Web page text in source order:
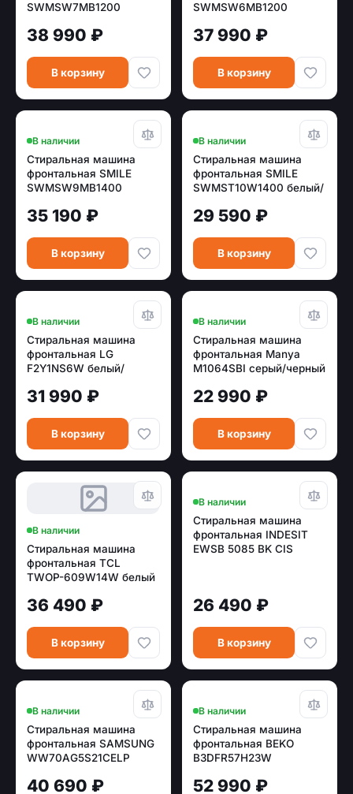
SWMSW7MB1200
черный (DD, пар,
38 990 ₽
В корзину
SWMSW6MB1200
черный (DD, пар,
37 990 ₽
В корзину
В наличии
Стиральная машина
фронтальная SMILE
SWMSW9MB1400
черный (DD, пар,
35 190 ₽
В корзину
В наличии
Стиральная машина
фронтальная SMILE
SWMST10W1400 белый/
29 590 ₽
В корзину
В наличии
Стиральная машина
фронтальная LG
F2Y1NS6W белый/
31 990 ₽
В корзину
В наличии
Стиральная машина
фронтальная Manya
M1064SBI серый/черный
22 990 ₽
В корзину
В наличии
Стиральная машина
фронтальная TCL
TWOP-609W14W белый
дозагрузка,пар)
36 490 ₽
В корзину
В наличии
Стиральная машина
фронтальная INDESIT
EWSB 5085 BK CIS
26 490 ₽
В корзину
В наличии
Стиральная машина
фронтальная SAMSUNG
WW70AG5S21CELP
EcoBubble)
40 690 ₽
В наличии
Стиральная машина
фронтальная BEKO
B3DFR57H23W
INV)
52 990 ₽